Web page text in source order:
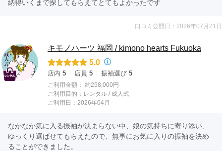
納得いくまで探してもらえてとてもよかったです
口コミ公開日：2026年07月21日
キモノハーツ 福岡 / kimono hearts Fukuoka
5.0
店内 5 店員 5 振袖選び 5
ご利用金額： 約258,000円
ご利用目的： レンタル / 成人式
ご利用日：2026年04月
なかなか気に入る振袖が決まらない中、娘の気持ちに寄り添い、
ゆっくり選ばせてもらえたので、無事にお気に入りの振袖を決め
ることができました。